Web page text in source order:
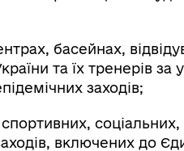
басейнах,
та їх тренерів за
заходів;
включених до